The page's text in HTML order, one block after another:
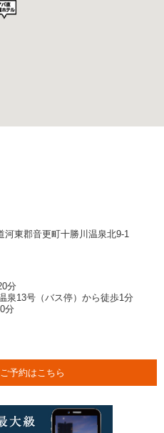
東郡音更町十勝川温泉北9-1
分
泉13号（バス停）から徒歩1分
分
予約はこちら